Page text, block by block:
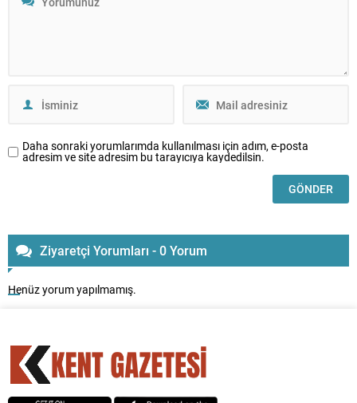
Daha sonraki yorumlarımda kullanılması için adım, e-posta
adresim ve site adresim bu tarayıcıya kaydedilsin.
Ziyaretçi Yorumları - 0 Yorum
Henüz yorum yapılmamış.